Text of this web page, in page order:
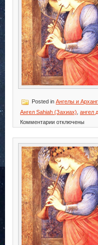
Posted in Ангелы и
Ангел Sahiah (Захиах) ангел
Комментариик
записи
Ангел
Sahiah
(Захиах)
отключены